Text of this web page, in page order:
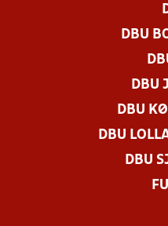
DBU
DBU
DBU
DBU
DBU